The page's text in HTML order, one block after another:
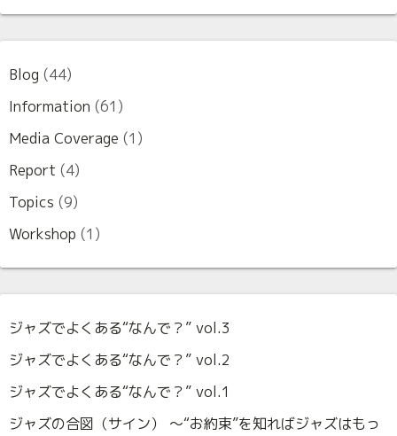
Blog (44)
Information (61)
Media Coverage (1)
Report (4)
Topics (9)
Workshop (1)
ジャズでよくある“なんで？” vol.3
ジャズでよくある“なんで？” vol.2
ジャズでよくある“なんで？” vol.1
ジャズの合図（サイン） 〜“お約束”を知ればジャズはもっ